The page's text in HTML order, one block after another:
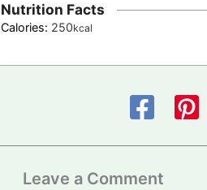
Nutrition Facts
Calories: 250kcal
Leave a Comment